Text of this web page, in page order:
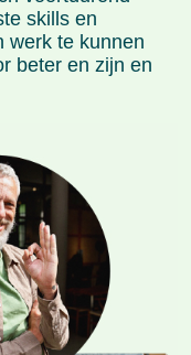
skills en
werk te kunnen
beter en zijn en